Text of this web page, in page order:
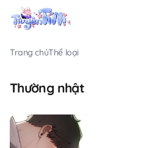
Trang chủThể loại
Thường nhật